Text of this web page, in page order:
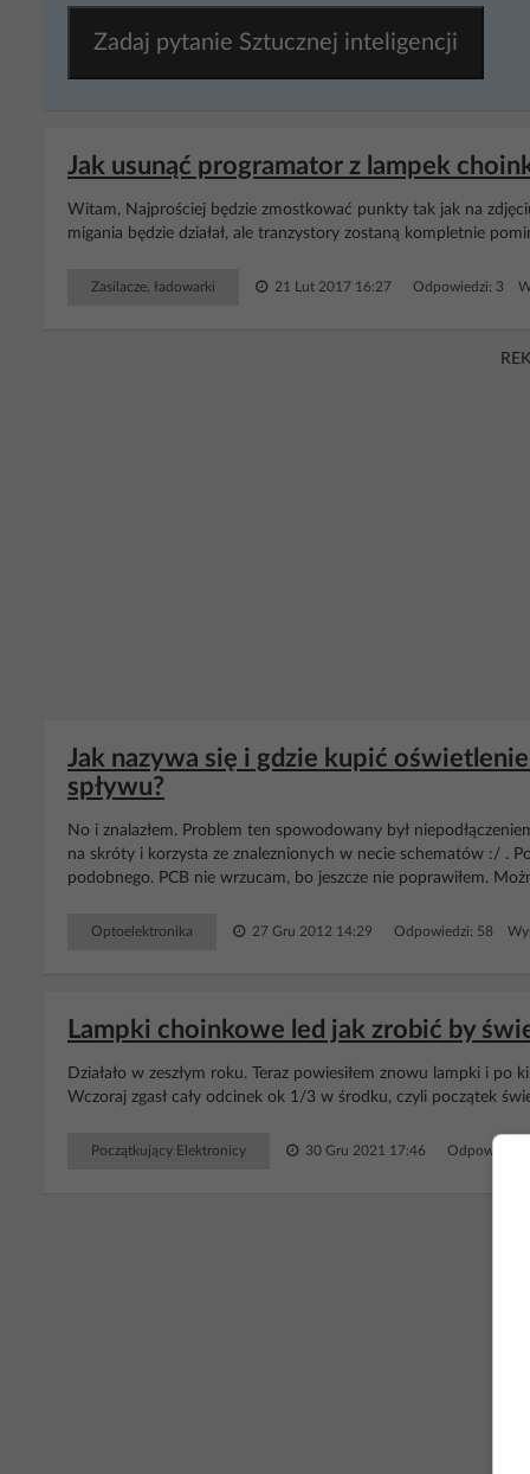
Zadaj pytanie Sztucznej inteligencji
Jak usunąć programator z lampek
Witam, Najprościej będzie zmostkować punkty tak jak na
migania będzie działał, ale tranzystory zostaną kompletnie
Zasilacze, ładowarki 21 Lut 2017 16:27 Odpowiedzi: 3
Jak nazywa się i gdzie kupić
spływu?
No i znalazłem. Problem ten spowodowany był
na skróty i korzysta ze znaleznionych w necie schematów :/ .
podobnego. PCB nie wrzucam, bo jeszcze nie poprawiłem.
Optoelektronika 27 Gru 2012 14:29 Odpowiedzi: 58
Lampki choinkowe led jak zrobić by
Działało w zeszłym roku. Teraz powiesiłem znowu lampki i
Wczoraj zgasł cały odcinek ok 1/3 w środku, czyli początek
Początkujący Elektronicy 30 Gru 2021 17:46